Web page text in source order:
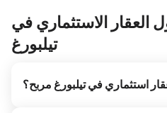
العقار الاستثماري في
تيلبورغ
استثماري في تيلبورغ مربح؟